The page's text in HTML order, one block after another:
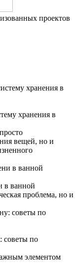
проектов
хранения в
вещей, но и
в ванной
проблема, но и
советы по
элементом